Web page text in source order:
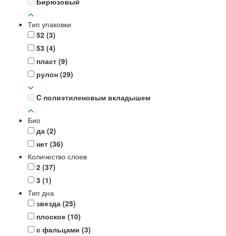
Тип упаковки
52 (3)
53 (4)
пласт (9)
рулон (29)
C полиэтиленовым вкладышем
Био
да (2)
нет (36)
Количество слоев
2 (37)
3 (1)
Тип дна
звезда (25)
плоское (10)
с фальцами (3)